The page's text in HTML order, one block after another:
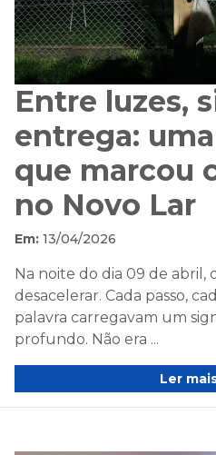
Entre luzes,
entrega:
que marcou
no Novo Lar
Em: 13/04/2026
Na noite do dia 09 de abril,
desacelerar. Cada passo,
palavra carregavam um
profundo. Não era ...
Ler